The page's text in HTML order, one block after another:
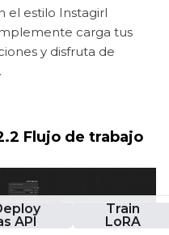
API
Train
LoRA
el estilo Instagirl
carga tus
y disfruta de
Flujo de trabajo